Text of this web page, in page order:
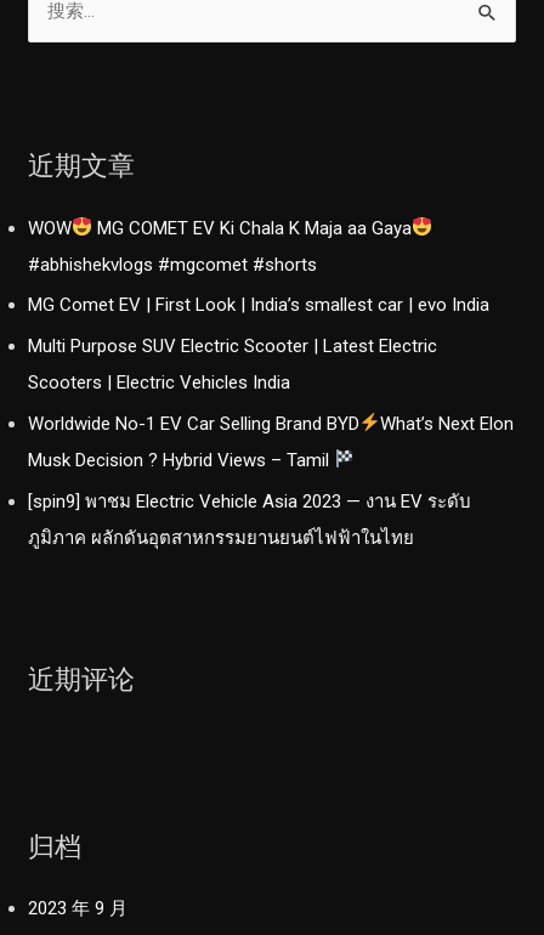
近期文章
WOW
MG COMET EV Ki Chala K Maja aa Gaya
#abhishekvlogs #mgcomet #shorts
MG Comet EV | First Look | India’s smallest car | evo India
Multi Purpose SUV Electric Scooter | Latest Electric
Scooters | Electric Vehicles India
Worldwide No-1 EV Car Selling Brand BYD
What’s Next Elon
Musk Decision ? Hybrid Views – Tamil
[spin9] พาชม Electric Vehicle Asia 2023 — งาน EV ระดับ
ภูมิภาค ผลักดันอุตสาหกรรมยานยนต์ไฟฟ้าในไทย
近期评论
归档
2023 年 9 月